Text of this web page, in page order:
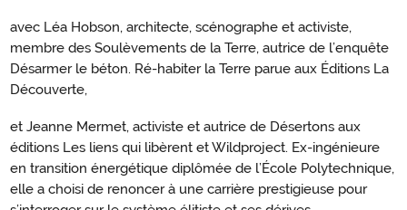
avec Léa Hobson, architecte, scénographe et activiste,
membre des Soulèvements de la Terre, autrice de l’enquête
Désarmer le béton. Ré-habiter la Terre parue aux Éditions La
Découverte,
et Jeanne Mermet, activiste et autrice de Désertons aux
éditions Les liens qui libèrent et Wildproject. Ex-ingénieure
en transition énergétique diplômée de l’École Polytechnique,
elle a choisi de renoncer à une carrière prestigieuse pour